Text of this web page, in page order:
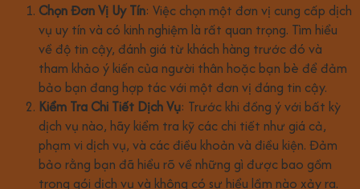
Chọn Đơn Vị Uy Tín: Việc chọn một đơn vị cung cấp dịch
vụ uy tín và có kinh nghiệm là rất quan trọng. Tìm hiểu
về độ tin cậy, đánh giá từ khách hàng trước đó và
tham khảo ý kiến của người thân hoặc bạn bè để đảm
bảo bạn đang hợp tác với một đơn vị đáng tin cậy.
Kiểm Tra Chi Tiết Dịch Vụ: Trước khi đồng ý với bất kỳ
dịch vụ nào, hãy kiểm tra kỹ các chi tiết như giá cả,
phạm vi dịch vụ, và các điều khoản và điều kiện. Đảm
bảo rằng bạn đã hiểu rõ về những gì được bao gồm
trong gói dịch vụ và không có sự hiểu lầm nào xảy ra.